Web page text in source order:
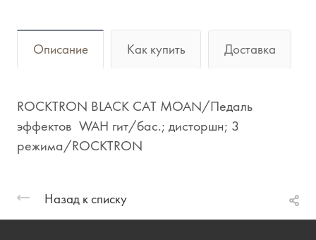
Описание Как купить Доставка
ROCKTRON BLACK CAT MOAN/Педаль
эффектов WAH гит/бас.; дисторшн; 3
режима/ROCKTRON
Назад к списку